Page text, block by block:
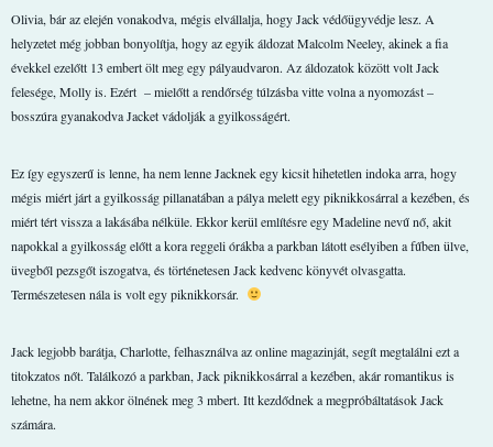
Olivia, bár az elején vonakodva, mégis elvállalja, hogy Jack védőügyvédje lesz. A
helyzetet még jobban bonyolítja, hogy az egyik áldozat Malcolm Neeley, akinek a fia
évekkel ezelőtt 13 embert ölt meg egy pályaudvaron. Az áldozatok között volt Jack
felesége, Molly is. Ezért – mielőtt a rendőrség túlzásba vitte volna a nyomozást –
bosszúra gyanakodva Jacket vádolják a gyilkosságért.
Ez így egyszerű is lenne, ha nem lenne Jacknek egy kicsit hihetetlen indoka arra, hogy
mégis miért járt a gyilkosság pillanatában a pálya melett egy piknikkosárral a kezében, és
miért tért vissza a lakásába nélküle. Ekkor kerül említésre egy Madeline nevű nő, akit
napokkal a gyilkosság előtt a kora reggeli órákba a parkban látott esélyiben a fűben ülve,
üvegből pezsgőt iszogatva, és történetesen Jack kedvenc könyvét olvasgatta.
Természetesen nála is volt egy piknikkorsár.
Jack legjobb barátja, Charlotte, felhasználva az online magazinját, segít megtalálni ezt a
titokzatos nőt. Találkozó a parkban, Jack piknikkosárral a kezében, akár romantikus is
lehetne, ha nem akkor ölnének meg 3 mbert. Itt kezdődnek a megpróbáltatások Jack
számára.